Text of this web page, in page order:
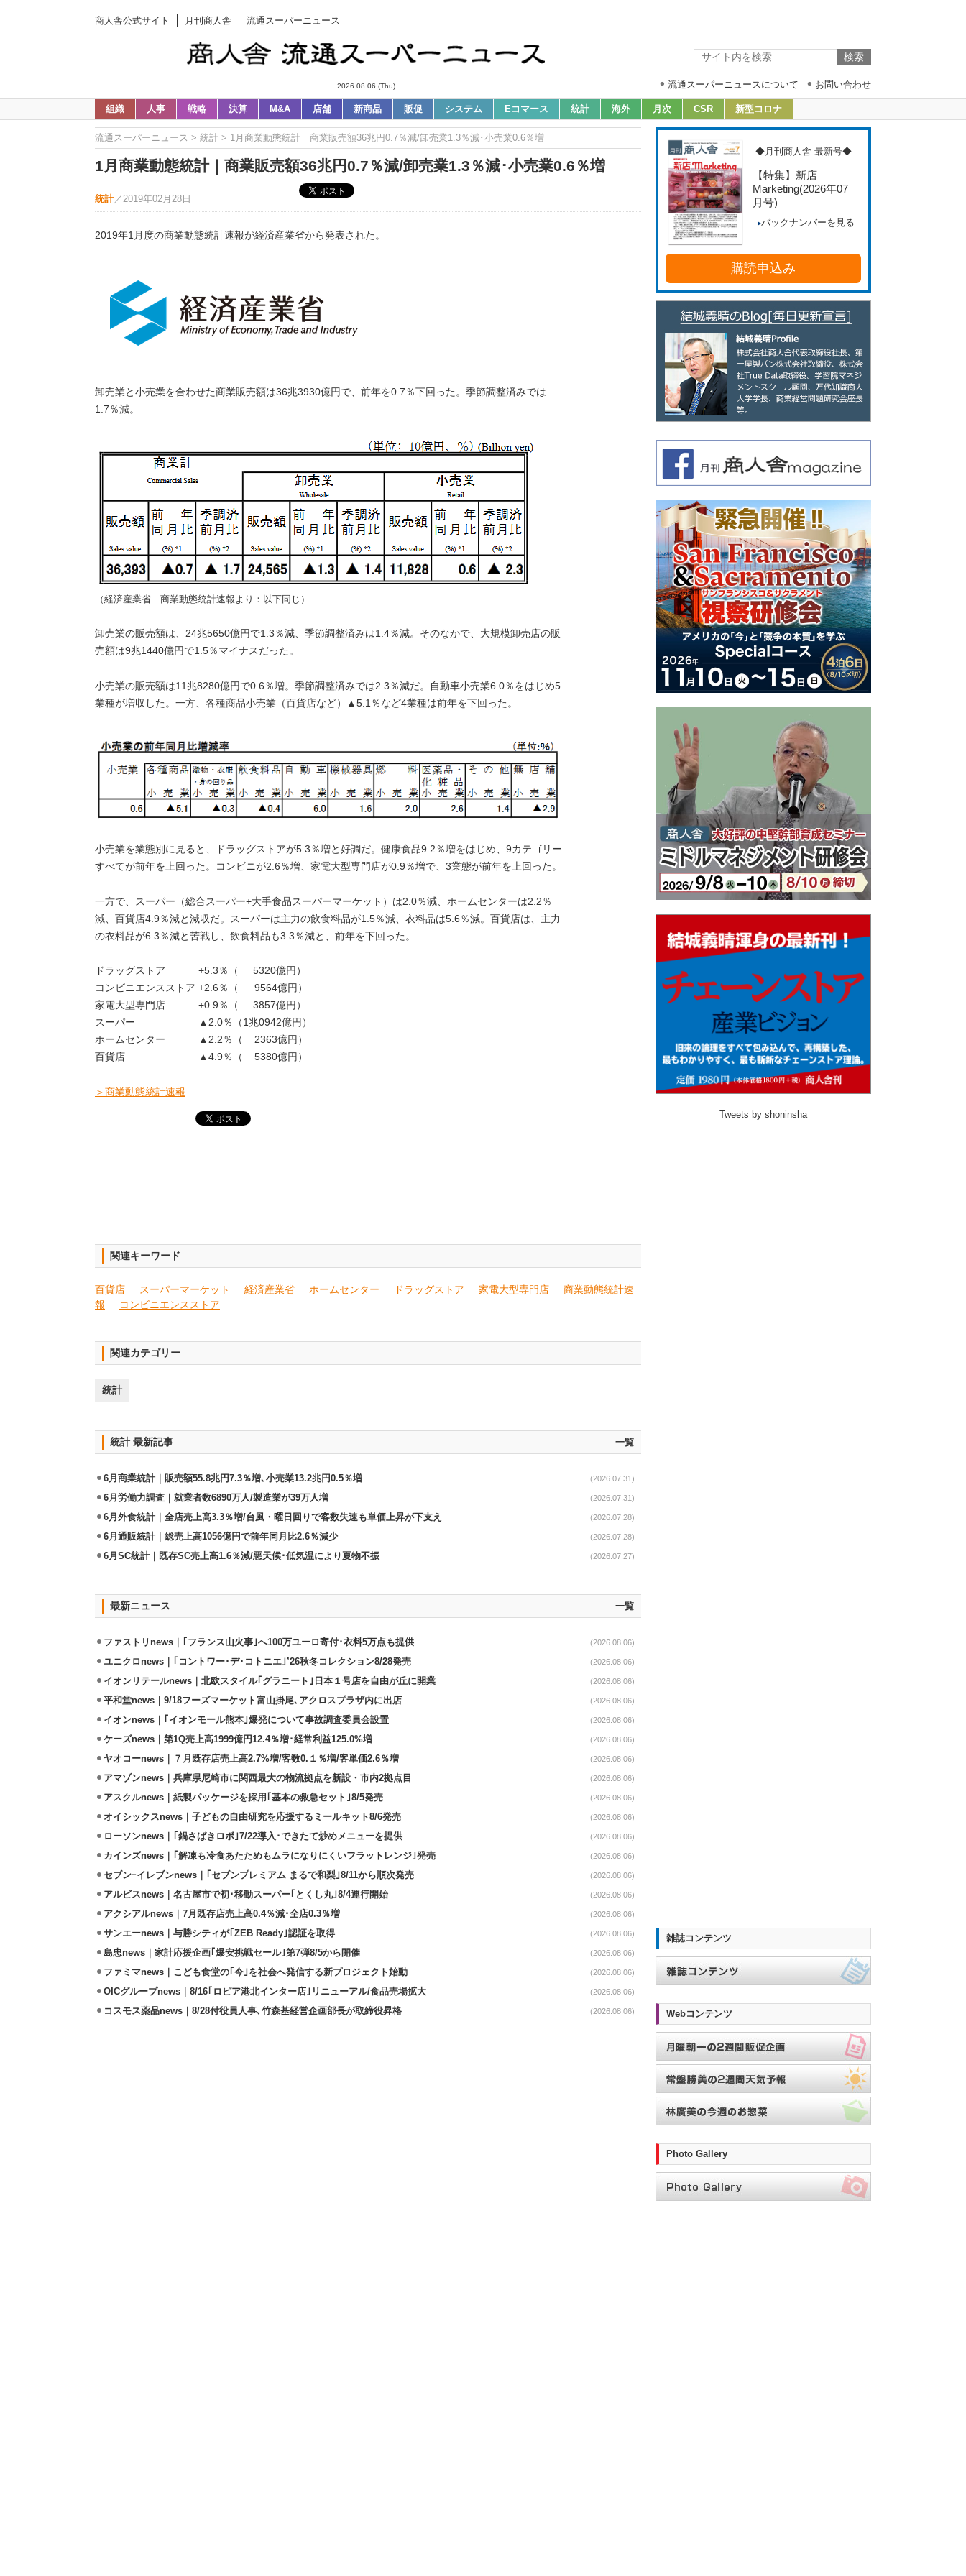
商人舎公式サイト 月刊商人舎 流通スーパーニュース
2026.08.06 (Thu) 流通スーパーニュースについて お問い合わせ
組織 人事 戦略 決算 M&A 店舗 新商品 販促 システム Eコマース 統計 海外 月次 CSR 新型コロナ
流通スーパーニュース > 統計 > 1月商業動態統計｜商業販売額36兆円0.7％減/卸売業1.3％減･小売業0.6％増
1月商業動態統計｜商業販売額36兆円0.7％減/卸売業1.3％減･小売業0.6％増
統計 ／ 2019年02月28日
2019年1月度の商業動態統計速報が経済産業省から発表された。
卸売業と小売業を合わせた商業販売額は36兆3930億円で、前年を0.7％下回った。季節調整済みでは
1.7％減。
（経済産業省 商業動態統計速報より：以下同じ）
卸売業の販売額は、24兆5650億円で1.3％減、季節調整済みは1.4％減。そのなかで、大規模卸売店の販
売額は9兆1440億円で1.5％マイナスだった。
小売業の販売額は11兆8280億円で0.6％増。季節調整済みでは2.3％減だ。自動車小売業6.0％をはじめ5
業種が増収した。一方、各種商品小売業（百貨店など）▲5.1％など4業種は前年を下回った。
小売業を業態別に見ると、ドラッグストアが5.3％増と好調だ。健康食品9.2％増をはじめ、9カテゴリー
すべてが前年を上回った。コンビニが2.6％増、家電大型専門店が0.9％増で、3業態が前年を上回った。
一方で、スーパー（総合スーパー+大手食品スーパーマーケット）は2.0％減、ホームセンターは2.2％
減、百貨店4.9％減と減収だ。スーパーは主力の飲食料品が1.5％減、衣料品は5.6％減。百貨店は、主力
の衣料品が6.3％減と苦戦し、飲食料品も3.3％減と、前年を下回った。
ドラッグストア +5.3％（ 5320億円）
コンビニエンスストア +2.6％（ 9564億円）
家電大型専門店 +0.9％（ 3857億円）
スーパー ▲2.0％（1兆0942億円）
ホームセンター ▲2.2％（ 2363億円）
百貨店 ▲4.9％（ 5380億円）
＞商業動態統計速報
関連キーワード
百貨店 スーパーマーケット 経済産業省 ホームセンター ドラッグストア 家電大型専門店
商業動態統計速
報
コンビニエンスストア
関連カテゴリー
統計
統計 最新記事 一覧
6月商業統計｜販売額55.8兆円7.3％増､小売業13.2兆円0.5％増 (2026.07.31)
6月労働力調査｜就業者数6890万人/製造業が39万人増 (2026.07.31)
6月外食統計｜全店売上高3.3％増/台風・曜日回りで客数失速も単価上昇が下支え (2026.07.28)
6月通販統計｜総売上高1056億円で前年同月比2.6％減少 (2026.07.28)
6月SC統計｜既存SC売上高1.6％減/悪天候･低気温により夏物不振 (2026.07.27)
最新ニュース 一覧
ファストリnews｜｢フランス山火事｣へ100万ユーロ寄付･衣料5万点も提供 (2026.08.06)
ユニクロnews｜｢コントワー･デ･コトニエ｣’26秋冬コレクション8/28発売 (2026.08.06)
イオンリテールnews｜北欧スタイル｢グラニート｣日本１号店を自由が丘に開業 (2026.08.06)
平和堂news｜9/18フーズマーケット富山掛尾､アクロスプラザ内に出店 (2026.08.06)
イオンnews｜｢イオンモール熊本｣爆発について事故調査委員会設置 (2026.08.06)
ケーズnews｜第1Q売上高1999億円12.4％増･経常利益125.0%増 (2026.08.06)
ヤオコーnews｜７月既存店売上高2.7%増/客数0.１％増/客単価2.6％増 (2026.08.06)
アマゾンnews｜兵庫県尼崎市に関西最大の物流拠点を新設・市内2拠点目 (2026.08.06)
アスクルnews｜紙製パッケージを採用｢基本の救急セット｣8/5発売 (2026.08.06)
オイシックスnews｜子どもの自由研究を応援するミールキット8/6発売 (2026.08.06)
ローソンnews｜｢鍋さばきロボ｣7/22導入･できたて炒めメニューを提供 (2026.08.06)
カインズnews｜｢解凍も冷食あたためもムラになりにくいフラットレンジ｣発売 (2026.08.06)
セブンｰイレブンnews｜｢セブンプレミアム まるで和梨｣8/11から順次発売 (2026.08.06)
アルビスnews｜名古屋市で初･移動スーパー｢とくし丸｣8/4運行開始 (2026.08.06)
アクシアルnews｜7月既存店売上高0.4％減･全店0.3％増 (2026.08.06)
サンエーnews｜与勝シティが｢ZEB Ready｣認証を取得 (2026.08.06)
島忠news｜家計応援企画｢爆安挑戦セール｣第7弾8/5から開催 (2026.08.06)
ファミマnews｜こども食堂の｢今｣を社会へ発信する新プロジェクト始動 (2026.08.06)
OICグループnews｜8/16｢ロピア港北インター店｣リニューアル/食品売場拡大 (2026.08.06)
コスモス薬品news｜8/28付役員人事､竹森基経営企画部長が取締役昇格 (2026.08.06)
◆月刊商人舎 最新号◆
【特集】新店
Marketing(2026年07
月号)
バックナンバーを見る
購読申込み
Tweets by shoninsha
雑誌コンテンツ
Webコンテンツ
Photo Gallery